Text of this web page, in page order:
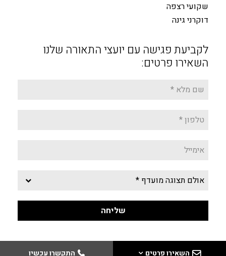
שקועי רצפה
דוקרני גינה
לקביעת פגישה עם יועצי התאורה שלנו
השאירו פרטים:
השאירו פרטים התקשרו עכשיו